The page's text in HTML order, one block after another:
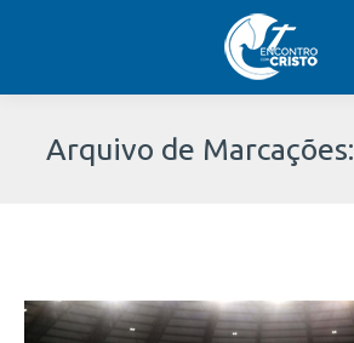
Arquivo de Marcações: